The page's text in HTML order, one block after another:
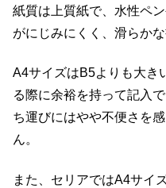
紙質は上質紙で、水性ペ
がにじみにくく、滑らか
A4サイズはB5よりも大き
る際に余裕を持って記入
ち運びにはやや不便さを
ん。
また、セリアではA4サイ